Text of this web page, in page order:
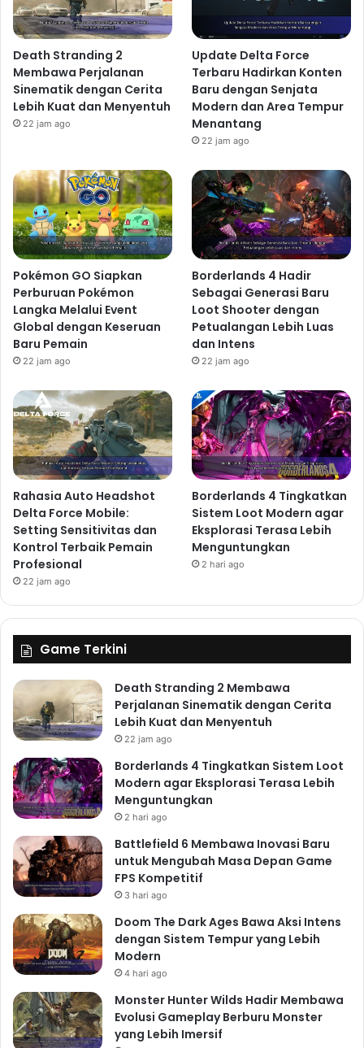
Death Stranding 2
Membawa Perjalanan
Sinematik dengan Cerita
Lebih Kuat dan Menyentuh
22 jam ago
Update Delta Force
Terbaru Hadirkan Konten
Baru dengan Senjata
Modern dan Area Tempur
Menantang
22 jam ago
Pokémon GO Siapkan
Perburuan Pokémon
Langka Melalui Event
Global dengan Keseruan
Baru Pemain
22 jam ago
Borderlands 4 Hadir
Sebagai Generasi Baru
Loot Shooter dengan
Petualangan Lebih Luas
dan Intens
22 jam ago
Rahasia Auto Headshot
Delta Force Mobile:
Setting Sensitivitas dan
Kontrol Terbaik Pemain
Profesional
22 jam ago
Borderlands 4 Tingkatkan
Sistem Loot Modern agar
Eksplorasi Terasa Lebih
Menguntungkan
2 hari ago
Game Terkini
Death Stranding 2 Membawa
Perjalanan Sinematik dengan Cerita
Lebih Kuat dan Menyentuh
22 jam ago
Borderlands 4 Tingkatkan Sistem Loot
Modern agar Eksplorasi Terasa Lebih
Menguntungkan
2 hari ago
Battlefield 6 Membawa Inovasi Baru
untuk Mengubah Masa Depan Game
FPS Kompetitif
3 hari ago
Doom The Dark Ages Bawa Aksi Intens
dengan Sistem Tempur yang Lebih
Modern
4 hari ago
Monster Hunter Wilds Hadir Membawa
Evolusi Gameplay Berburu Monster
yang Lebih Imersif